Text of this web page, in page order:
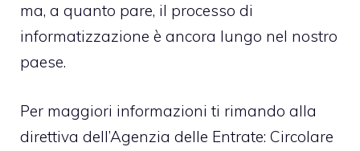
ma, a quanto pare, il processo di
informatizzazione è ancora lungo nel nostro
paese.
Per maggiori informazioni ti rimando alla
direttiva dell’Agenzia delle Entrate: Circolare